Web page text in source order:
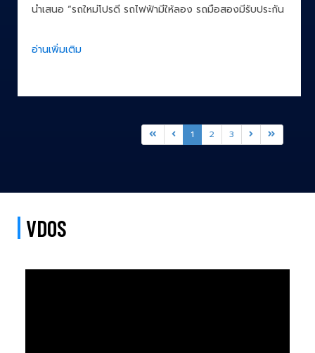
นำเสนอ “รถใหม่โปรดี รถไฟฟ้ามีให้ลอง รถมือสองมีรับประกัน
อ่านเพิ่มเติม
1 2 3
VDOS